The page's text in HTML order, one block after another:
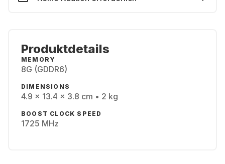
Produktdetails
MEMORY
8G (GDDR6)
DIMENSIONS
4.9 x 13.4 x 3.8 cm • 2 kg
BOOST CLOCK SPEED
1725 MHz